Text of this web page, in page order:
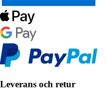
Leverans och retur